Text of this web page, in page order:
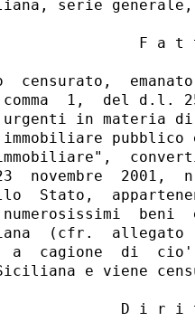
serie
F a t
censurato,
1,  del d.l. 25
in materia
novembre
Stato,
(cfr.  allegato
a  cagione  di
e viene
D i r i